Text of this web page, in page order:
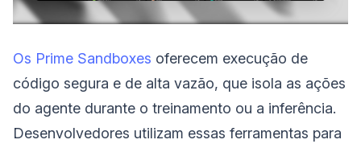
Os Prime Sandboxes oferecem execução de
código segura e de alta vazão, que isola as ações
do agente durante o treinamento ou a inferência.
Desenvolvedores utilizam essas ferramentas para